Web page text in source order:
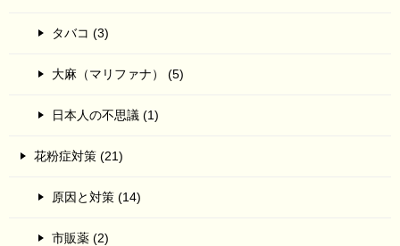
タバコ (3)
大麻（マリファナ） (5)
日本人の不思議 (1)
花粉症対策 (21)
原因と対策 (14)
市販薬 (2)